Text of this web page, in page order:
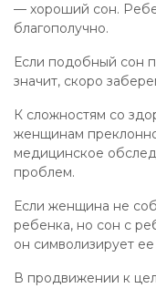
— хороший сон.
благополучно.
Если подобный сон
значит, скоро
К сложностям со
женщинам
медицинское
проблем.
Если женщина не
ребенка, но сон с
он символизирует
В продвижении к